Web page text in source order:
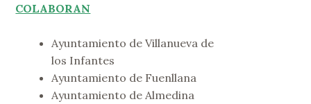
COLABORAN
Ayuntamiento de Villanueva de
los Infantes
Ayuntamiento de Fuenllana
Ayuntamiento de Almedina